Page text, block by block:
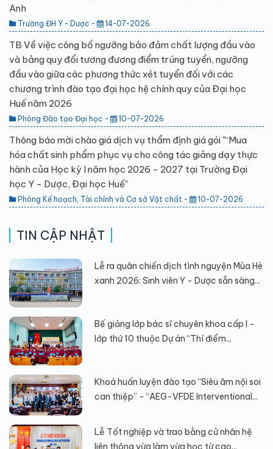
Anh
Trường ĐH Y - Dược - 14-07-2026
TB Về việc công bố ngưỡng bảo đảm chất lượng đầu vào
và bảng quy đổi tương đương điểm trúng tuyển, ngưỡng
đầu vào giữa các phương thức xét tuyển đối với các
chương trình đào tạo đại học hệ chính quy của Đại học
Huế năm 2026
Phòng Đào tạo Đại học - 10-07-2026
Thông báo mời chào giá dịch vụ thẩm định giá gói "“Mua
hóa chất sinh phẩm phục vụ cho công tác giảng dạy thực
hành của Học kỳ I năm học 2026 - 2027 tại Trường Đại
học Y - Dược, Đại học Huế"
Phòng Kế hoạch, Tài chính và Cơ sở Vật chất - 10-07-2026
TIN CẬP NHẬT
Lễ ra quân chiến dịch tình nguyện Mùa Hè
xanh 2026: Sinh viên Y - Dược sẵn sàng...
Bế giảng lớp bác sĩ chuyên khoa cấp I -
lớp thứ 10 thuộc Dự án “Thí điểm...
Khoá huấn luyện đào tạo “Siêu âm nội soi
can thiệp” - “AEG-VFDE Interventional...
Lễ Tốt nghiệp và trao bằng cử nhân hệ
liên thông vừa làm vừa học từ cao...